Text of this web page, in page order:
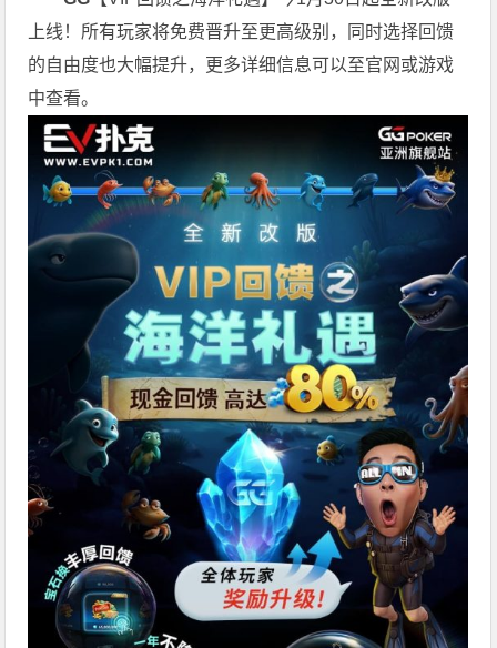
上线！所有玩家将免费晋升至更高级别，同时选择回馈
的自由度也大幅提升，更多详细信息可以至官网或游戏
中查看。